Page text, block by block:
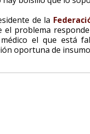
de la
el problema
el que está
oportuna de